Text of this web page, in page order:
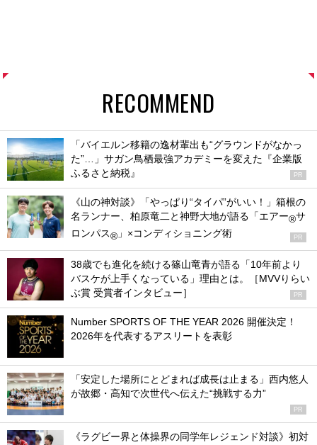
RECOMMEND
「バイエルン移籍の逸材輩出も“グラウンドがなかっ
た”…」サガン鳥栖最強アカデミーを変えた『企業版
ふるさと納税』
PR
《山の神対談》「やっぱり“タイパ”がいい！」箱根の
名ランナー、柏原竜二と神野大地が語る「エアー®サ
ロンパス® 」×コンディショニング術 PR
38歳でも進化を続ける篠山竜青が語る「10年前より
バスケが上手くなっている」理由とは。［MVVりらい
ぶ賞 受賞者インタビュー］
PR
Number SPORTS OF THE YEAR 2026 開催決定！
2026年を代表するアスリートを表彰
「安定した場所にとどまれば成長は止まる」西内悠人
が故郷・高知で次世代へ伝えた“挑戦する力”
PR
《ラグビー界と体操界の同学年レジェンド対談》初対